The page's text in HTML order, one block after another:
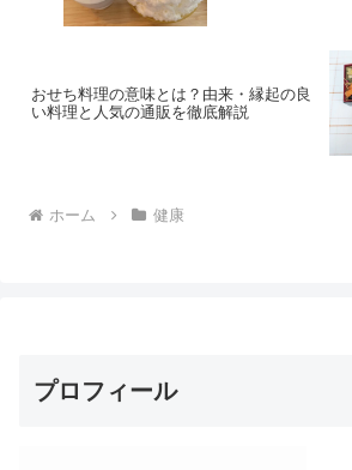
おせち料理の意味とは？由来・縁起の良
い料理と人気の通販を徹底解説
ホーム 健康
プロフィール